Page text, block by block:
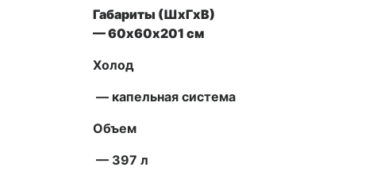
Габариты (ШxГxВ)
—60х60х201 см
Холод
— капельная система
Объем
— 397 л